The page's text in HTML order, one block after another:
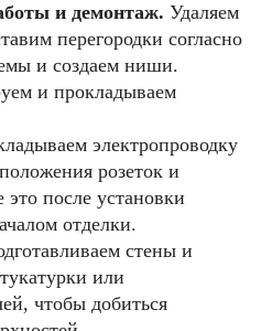
и демонтаж. Удаляем
перегородки согласно
и создаем ниши.
и прокладываем
электропроводку
розеток и
это после установки
отделки.
стены и
или
чтобы добиться